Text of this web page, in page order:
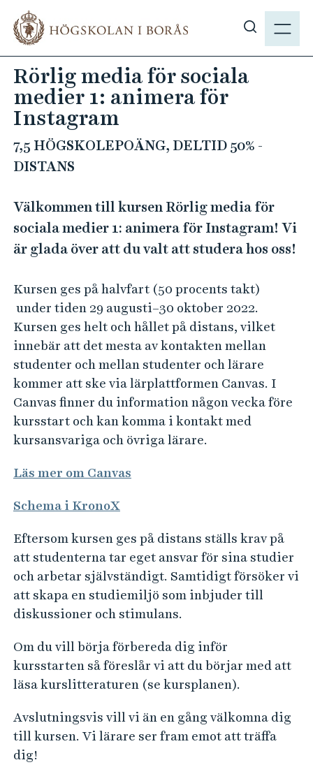
N
i
s
k
h
b
.
s
Rörlig media för sociala
medier 1: animera för
Instagram
7,5 HÖGSKOLEPOÄNG, DELTID 50% -
DISTANS
Välkommen till kursen Rörlig media för
sociala medier 1: animera för Instagram! Vi
är glada över att du valt att studera hos oss!
Kursen ges på halvfart (50 procents takt)
under tiden 29 augusti–30 oktober 2022.
Kursen ges helt och hållet på distans, vilket
innebär att det mesta av kontakten mellan
studenter och mellan studenter och lärare
kommer att ske via lärplattformen Canvas. I
Canvas finner du information någon vecka före
kursstart och kan komma i kontakt med
kursansvariga och övriga lärare.
Läs mer om Canvas
Schema i KronoX
Eftersom kursen ges på distans ställs krav på
att studenterna tar eget ansvar för sina studier
och arbetar självständigt. Samtidigt försöker vi
att skapa en studiemiljö som inbjuder till
diskussioner och stimulans.
Om du vill börja förbereda dig inför
kursstarten så föreslår vi att du börjar med att
läsa kurslitteraturen (se kursplanen).
Avslutningsvis vill vi än en gång välkomna dig
till kursen. Vi lärare ser fram emot att träffa
dig!